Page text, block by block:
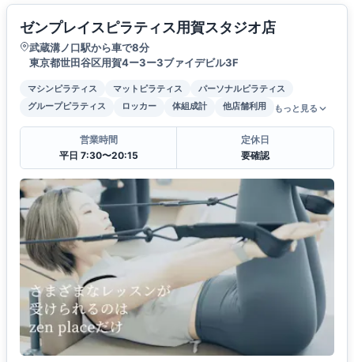
ゼンプレイスピラティス用賀スタジオ店
武蔵溝ノ口駅から車で8分
東京都世田谷区用賀4ー3ー3ブァイデビル3F
マシンピラティス マットピラティス
パーソナルピラティス
グループピラティス
ロッカー 体組成計 他店舗利用 もっと見る
営業時間
平日 7:30〜20:15
定休日
要確認